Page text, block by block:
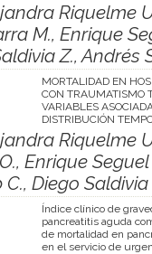
Riquelme
M., Enrique
Z., Andrés
MORTALIDAD EN
CON TRAUMATISMO
VARIABLES
DISTRIBUCIÓN
Riquelme
Enrique
Diego
Índice clínico de
pancreatitis aguda
de mortalidad en
en el servicio de